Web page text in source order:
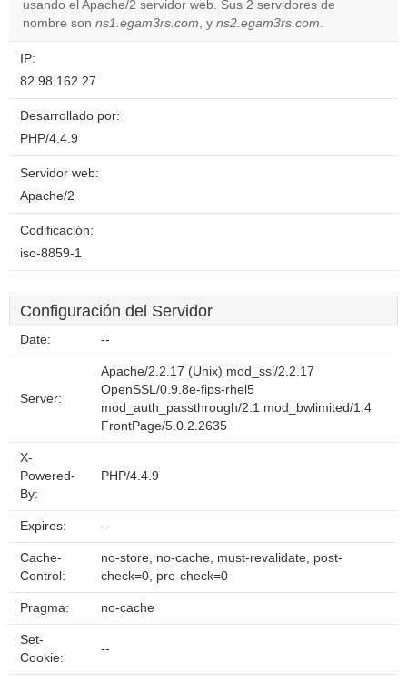
own this
website?
usando el Apache/2 servidor web. Sus 2 servidores de
nombre son ns1.egam3rs.com, y ns2.egam3rs.com.
IP:
82.98.162.27
Desarrollado por:
PHP/4.4.9
Servidor web:
Apache/2
Codificación:
iso-8859-1
Configuración del Servidor
Date: --
Server:
Apache/2.2.17 (Unix) mod_ssl/2.2.17
OpenSSL/0.9.8e-fips-rhel5
mod_auth_passthrough/2.1 mod_bwlimited/1.4
FrontPage/5.0.2.2635
X-
Powered-
By:
PHP/4.4.9
Expires: --
Cache-
Control:
no-store, no-cache, must-revalidate, post-
check=0, pre-check=0
Pragma: no-cache
Set-
Cookie:
--